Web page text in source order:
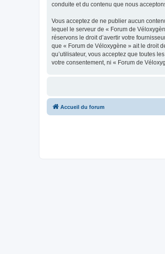
conduite et du contenu que nous
Vous acceptez de ne publier aucun
lequel le serveur de « Forum de
réservons le droit d’avertir votre
que « Forum de Véloxygène » ait le droit
qu’utilisateur, vous acceptez que toutes
votre consentement, ni « Forum de
Accueil du forum